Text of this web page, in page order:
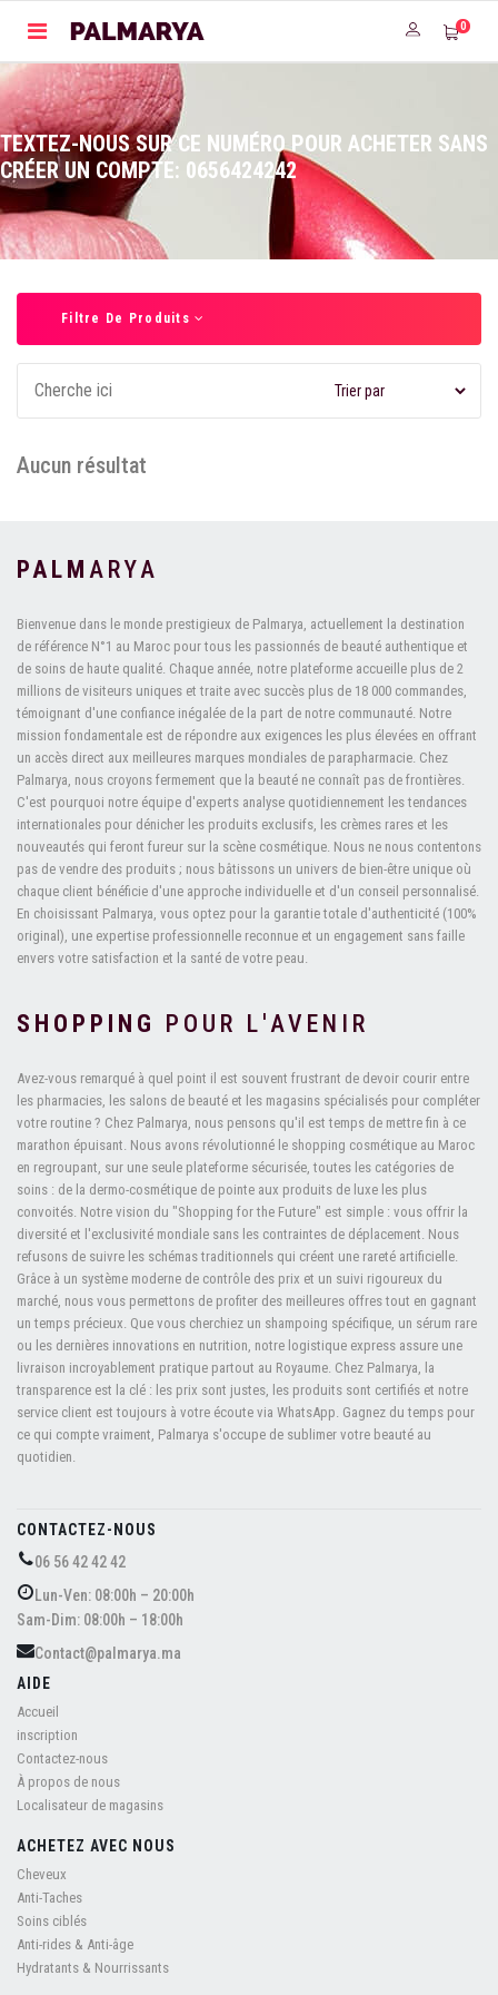
0
TEXTEZ-NOUS SUR CE NUMÉRO POUR ACHETER SANS
CRÉER UN COMPTE: 0656424242
Filtre De Produits
Aucun résultat
PALM ARYA
Bienvenue dans le monde prestigieux de Palmarya, actuellement la destination
de référence N°1 au Maroc pour tous les passionnés de beauté authentique et
de soins de haute qualité. Chaque année, notre plateforme accueille plus de 2
millions de visiteurs uniques et traite avec succès plus de 18 000 commandes,
témoignant d'une confiance inégalée de la part de notre communauté. Notre
mission fondamentale est de répondre aux exigences les plus élevées en offrant
un accès direct aux meilleures marques mondiales de parapharmacie. Chez
Palmarya, nous croyons fermement que la beauté ne connaît pas de frontières.
C'est pourquoi notre équipe d'experts analyse quotidiennement les tendances
internationales pour dénicher les produits exclusifs, les crèmes rares et les
nouveautés qui feront fureur sur la scène cosmétique. Nous ne nous contentons
pas de vendre des produits ; nous bâtissons un univers de bien-être unique où
chaque client bénéficie d'une approche individuelle et d'un conseil personnalisé.
En choisissant Palmarya, vous optez pour la garantie totale d'authenticité (100%
original), une expertise professionnelle reconnue et un engagement sans faille
envers votre satisfaction et la santé de votre peau.
SHOPPING POUR L'AVENIR
Avez-vous remarqué à quel point il est souvent frustrant de devoir courir entre
les pharmacies, les salons de beauté et les magasins spécialisés pour compléter
votre routine ? Chez Palmarya, nous pensons qu'il est temps de mettre fin à ce
marathon épuisant. Nous avons révolutionné le shopping cosmétique au Maroc
en regroupant, sur une seule plateforme sécurisée, toutes les catégories de
soins : de la dermo-cosmétique de pointe aux produits de luxe les plus
convoités. Notre vision du "Shopping for the Future" est simple : vous offrir la
diversité et l'exclusivité mondiale sans les contraintes de déplacement. Nous
refusons de suivre les schémas traditionnels qui créent une rareté artificielle.
Grâce à un système moderne de contrôle des prix et un suivi rigoureux du
marché, nous vous permettons de profiter des meilleures offres tout en gagnant
un temps précieux. Que vous cherchiez un shampoing spécifique, un sérum rare
ou les dernières innovations en nutrition, notre logistique express assure une
livraison incroyablement pratique partout au Royaume. Chez Palmarya, la
transparence est la clé : les prix sont justes, les produits sont certifiés et notre
service client est toujours à votre écoute via WhatsApp. Gagnez du temps pour
ce qui compte vraiment, Palmarya s'occupe de sublimer votre beauté au
quotidien.
CONTACTEZ-NOUS
06 56 42 42 42
Lun-Ven: 08:00h – 20:00h
Sam-Dim: 08:00h – 18:00h
Contact@palmarya.ma
AIDE
Accueil
inscription
Contactez-nous
À propos de nous
Localisateur de magasins
ACHETEZ AVEC NOUS
Cheveux
Anti-Taches
Soins ciblés
Anti-rides & Anti-âge
Hydratants & Nourrissants